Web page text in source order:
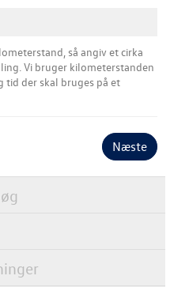
Service til din
hvordan og
så angiv et cirka
Vi bruger kilometerstanden
der skal bruges på et
Næste